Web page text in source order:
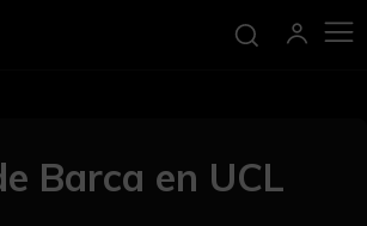
Barca en UCL